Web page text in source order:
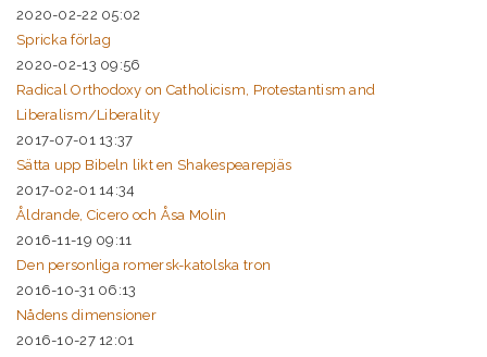
2020-02-22 05:02
Spricka förlag
2020-02-13 09:56
Radical Orthodoxy on Catholicism, Protestantism and
Liberalism/Liberality
2017-07-01 13:37
Sätta upp Bibeln likt en Shakespearepjäs
2017-02-01 14:34
Åldrande, Cicero och Åsa Molin
2016-11-19 09:11
Den personliga romersk-katolska tron
2016-10-31 06:13
Nådens dimensioner
2016-10-27 12:01